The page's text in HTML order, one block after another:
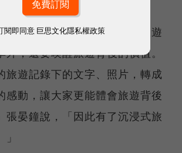
」來說，除了提供更完善的旅遊
外，還要喚醒旅遊背後的價值。
旅遊記錄下的文字、照片，轉成
感動，讓大家更能體會旅遊背後
張晏鐘說，「因此有了沉浸式旅
閱即同意 巨思文化隱私權政策